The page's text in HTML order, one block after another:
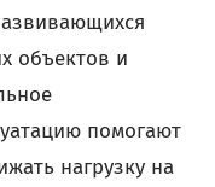
объектов и
помогают
нагрузку на